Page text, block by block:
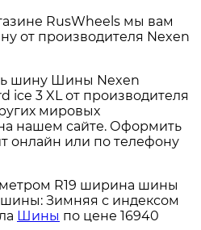
RusWheels мы вам
от производителя Nexen
шину Шины Nexen
ice 3 XL от производителя
мировых
нашем сайте. Оформить
онлайн или по телефону
R19 ширина шины
шины: Зимняя с индексом
Шины по цене 16940